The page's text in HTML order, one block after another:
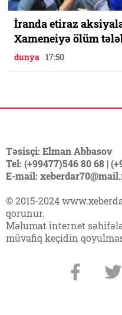
İranda etiraz
Xameneiyə ölüm
dunya 17:50
Təsisçi: Elman Abbasov
Tel: (+99477)546 80 68 |
E-mail:
© 2015-2024
qorunur.
Məlumat internet
müvafiq keçidin